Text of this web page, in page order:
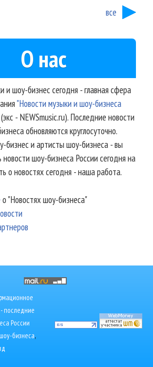
все
О нас
и шоу-бизнес сегодня - главная сфера
"Новости музыки и шоу-бизнеса
(экс - NEWSmusic.ru). Последние новости
обновляются круглосуточно.
бизнес и артисты шоу-бизнеса - вы
шоу-бизнеса России сегодня на
о новостях сегодня - наша работа.
о "Новостях шоу-бизнеса"
- последние
России
бизнеса,